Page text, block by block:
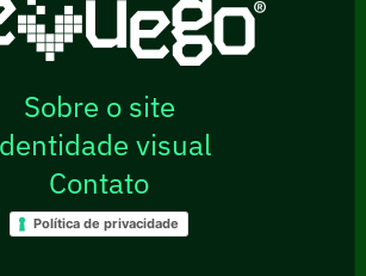
Sobre o site
visual
Contato
Política de privacidade